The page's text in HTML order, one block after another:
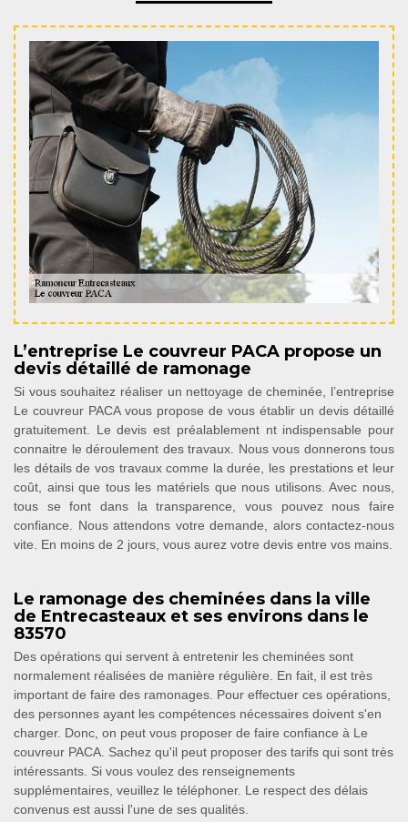
L’entreprise Le couvreur PACA propose un
devis détaillé de ramonage
Si vous souhaitez réaliser un nettoyage de cheminée, l’entreprise
Le couvreur PACA vous propose de vous établir un devis détaillé
gratuitement. Le devis est préalablement nt indispensable pour
connaitre le déroulement des travaux. Nous vous donnerons tous
les détails de vos travaux comme la durée, les prestations et leur
coût, ainsi que tous les matériels que nous utilisons. Avec nous,
tous se font dans la transparence, vous pouvez nous faire
confiance. Nous attendons votre demande, alors contactez-nous
vite. En moins de 2 jours, vous aurez votre devis entre vos mains.
Le ramonage des cheminées dans la ville
de Entrecasteaux et ses environs dans le
83570
Des opérations qui servent à entretenir les cheminées sont
normalement réalisées de manière régulière. En fait, il est très
important de faire des ramonages. Pour effectuer ces opérations,
des personnes ayant les compétences nécessaires doivent s'en
charger. Donc, on peut vous proposer de faire confiance à Le
couvreur PACA. Sachez qu'il peut proposer des tarifs qui sont très
intéressants. Si vous voulez des renseignements
supplémentaires, veuillez le téléphoner. Le respect des délais
convenus est aussi l'une de ses qualités.